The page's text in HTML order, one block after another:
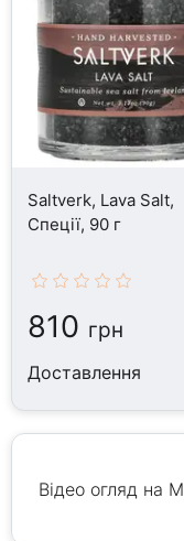
Saltverk, Lava Salt,
Спеції, 90 г
810 грн
Доставлення
Відео огляд на